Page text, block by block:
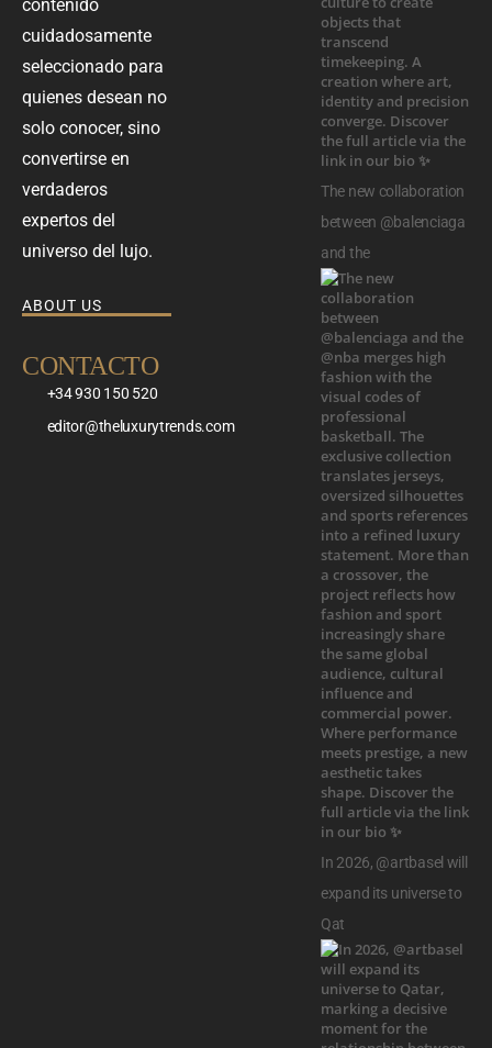
contenido
cuidadosamente
seleccionado para
quienes desean no
solo conocer, sino
convertirse en
verdaderos
expertos del
universo del lujo.
ABOUT US
CONTACTO
+34 930 150 520
editor@theluxurytrends.com
The new collaboration
between @balenciaga
and the
In 2026, @artbasel will
expand its universe to
Qat